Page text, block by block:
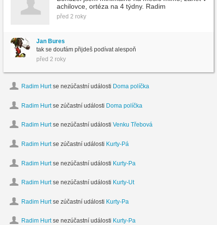
achilovce, ortéza na 4 týdny. Radim
před 2 roky
Jan Bures
tak se doufám přijdeš podívat alespoň
před 2 roky
Radim Hurtse nezúčastní události Doma políčka
Radim Hurtse zúčastní události Doma políčka
Radim Hurtse nezúčastní události Venku Třebová
Radim Hurtse zúčastní události Kurty-Pá
Radim Hurtse nezúčastní události Kurty-Pa
Radim Hurtse nezúčastní události Kurty-Ut
Radim Hurtse zúčastní události Kurty-Pa
Radim Hurtse nezúčastní události Kurty-Pa